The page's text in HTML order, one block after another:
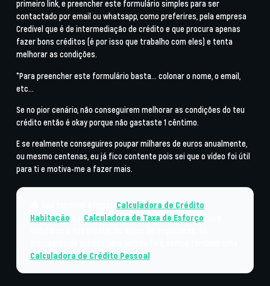
primeiro link, e preencher este formulário simples para ser
contactado por email ou whatsapp, como preferires, pela empresa
Credível que é de intermediação de crédito e que procura apenas
fazer bons créditos (é por isso que trabalho com eles) e tenta
melhorar as condições.
*Para preencher este formulário basta… colonar o nome, o email,
etc…
Se no pior cenário, não conseguirem melhorar as condições do teu
crédito então é okay porque não gastaste 1 cêntimo.
E se realmente conseguires poupar milhares de euros anualmente,
ou mesmo centenas, eu já fico contente pois sei que o vídeo foi útil
para ti e motiva-me a fazer mais.
Calculadora de Crédito
Habitação
Calculadora de Taxa de Esforço
Calculadora de Crédito Pessoal